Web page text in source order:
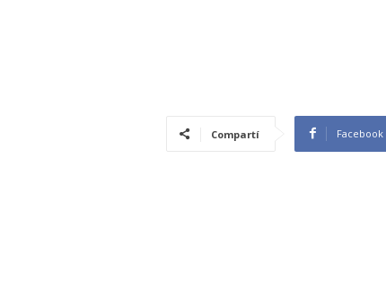
Compartí Facebook